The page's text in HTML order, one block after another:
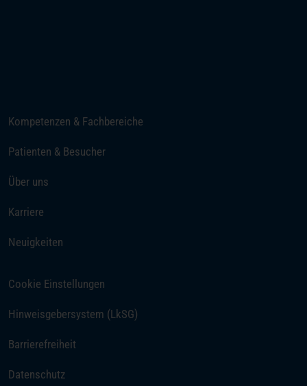
Kompetenzen & Fachbereiche
Patienten & Besucher
Über uns
Karriere
Neuigkeiten
Cookie Einstellungen
Hinweisgebersystem (LkSG)
Barrierefreiheit
Datenschutz